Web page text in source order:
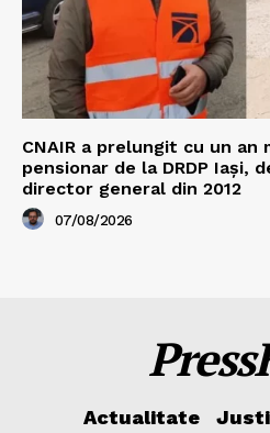
CNAIR a prelungit cu un
pensionar de la DRDP Iași,
director general din 2012
07/08/2026
Actualitate